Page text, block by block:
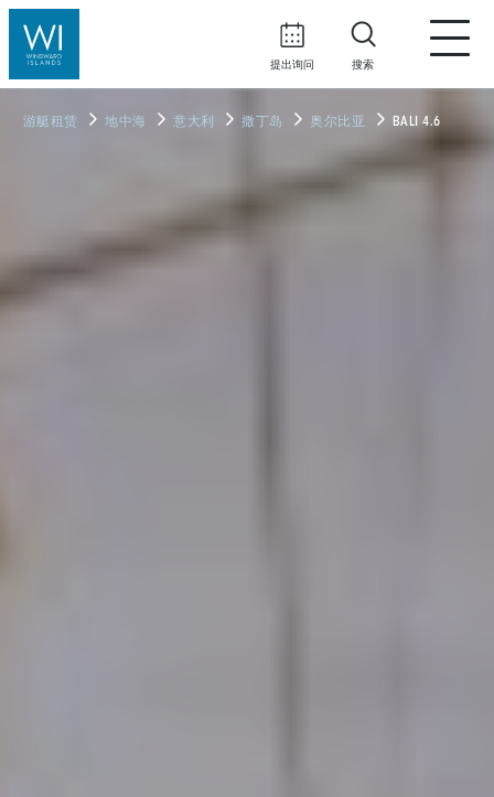
提出询问 搜索
游艇租赁 地中海 意大利 撒丁岛 奥尔比亚 BALI 4.6